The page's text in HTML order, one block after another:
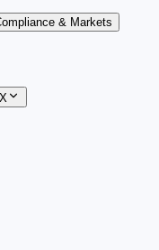
& Markets